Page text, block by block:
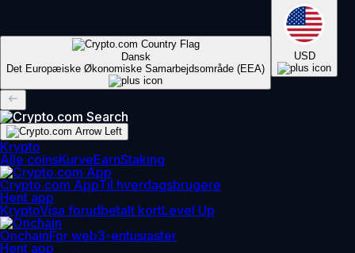
Dansk
Det Europæiske Økonomiske Samarbejdsområde (EEA)
USD
Krypto
Alle coinsKurveEarnStaking
Crypto.com AppTil hverdagsbrugere
Hent app
KryptoVisa forudbetalt kortLevel Up
OnchainFor web3-entusiaster
Hent app